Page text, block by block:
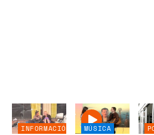
INFORMACIÓN
MÚSICA